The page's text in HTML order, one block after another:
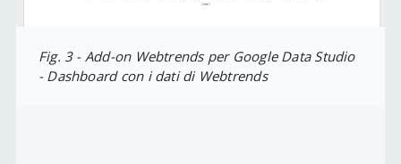
Fig. 3 - Add-on Webtrends per Google Data Studio
- Dashboard con i dati di Webtrends